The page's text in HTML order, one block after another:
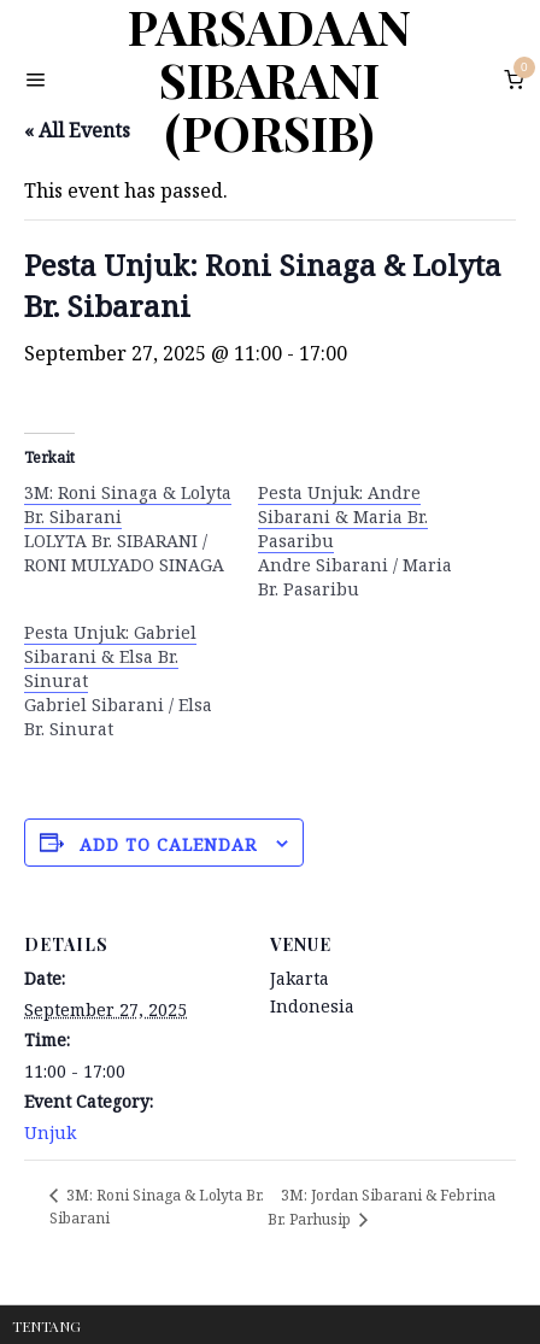
PARSADAAN
SIBARANI
(PORSIB)
0
« All Events
This event has passed.
Pesta Unjuk: Roni Sinaga & Lolyta
Br. Sibarani
September 27, 2025 @ 11:00 - 17:00
Terkait
3M: Roni Sinaga & Lolyta
Br. Sibarani
LOLYTA Br. SIBARANI /
RONI MULYADO SINAGA
Pesta Unjuk: Andre
Sibarani & Maria Br.
Pasaribu
Andre Sibarani / Maria
Br. Pasaribu
Pesta Unjuk: Gabriel
Sibarani & Elsa Br.
Sinurat
Gabriel Sibarani / Elsa
Br. Sinurat
ADD TO CALENDAR
DETAILS
Date:
September 27, 2025
Time:
11:00 - 17:00
Event Category:
Unjuk
VENUE
Jakarta
Indonesia
3M: Roni Sinaga & Lolyta Br.
Sibarani
3M: Jordan Sibarani & Febrina
Br. Parhusip
TENTANG